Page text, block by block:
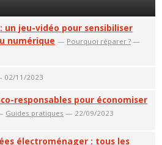
un jeu-vidéo pour sensibiliser
numérique — Pourquoi réparer ? —
02/11/2023
responsables pour économiser
Guides pratiques — 22/09/2023
électroménager : tous les